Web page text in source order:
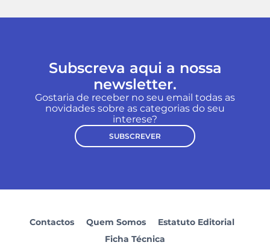
Subscreva aqui a nossa
newsletter.
Gostaria de receber no seu email todas as
novidades sobre as categorias do seu
interese?
SUBSCREVER
Contactos Quem Somos
Estatuto Editorial
Ficha Técnica